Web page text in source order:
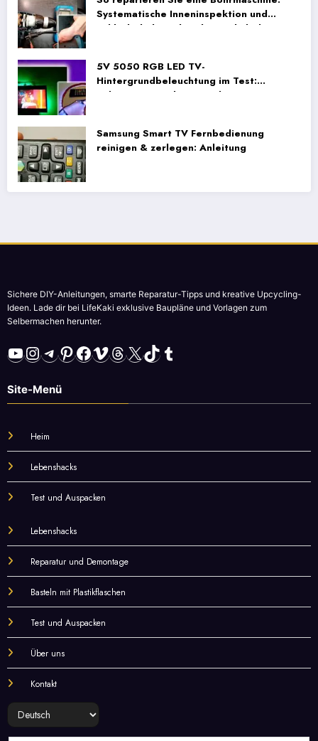
Systematische Inneninspektion und
Fehlerbehebung bei der Verkabelung
5V 5050 RGB LED TV-
Hintergrundbeleuchtung im Test:
Unboxing, Einrichtung und Praxistests
Samsung Smart TV Fernbedienung
reinigen & zerlegen: Anleitung
Sichere DIY-Anleitungen, smarte Reparatur-Tipps und kreative Upcycling-
Ideen. Lade dir bei LifeKaki exklusive Baupläne und Vorlagen zum
Selbermachen herunter.
YouTube
Instagram
Telegram
Pinterest
Facebook
Vimeo
Threads
X TikTokTumblr
Site-Menü
Heim
Lebenshacks
Test und Auspacken
Lebenshacks
Reparatur und Demontage
Basteln mit Plastikflaschen
Test und Auspacken
Über uns
Kontakt
Sprache
auswählen